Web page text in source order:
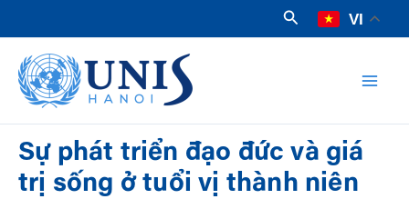
tới
nội
dung
Tìm
kiếm
VI
Sự phát triển đạo đức và giá
trị sống ở tuổi vị thành niên